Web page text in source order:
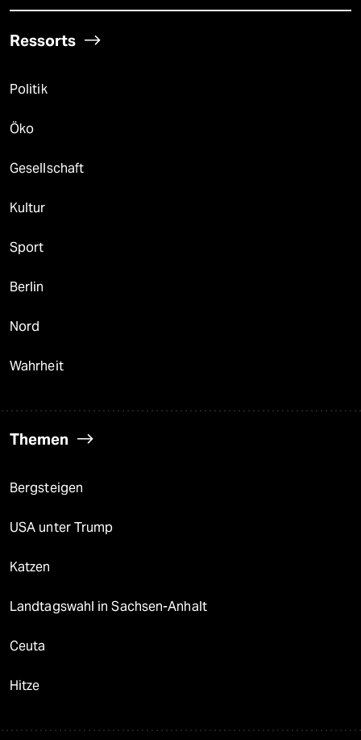
Ressorts
Politik
Öko
Gesellschaft
Kultur
Sport
Berlin
Nord
Wahrheit
Themen
Bergsteigen
USA unter Trump
Katzen
Landtagswahl in Sachsen-Anhalt
Ceuta
Hitze